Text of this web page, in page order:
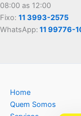
08:00 as 12:00
Fixo: 11 3993-2575
WhatsApp: 11 99776-
Home
Quem Somos